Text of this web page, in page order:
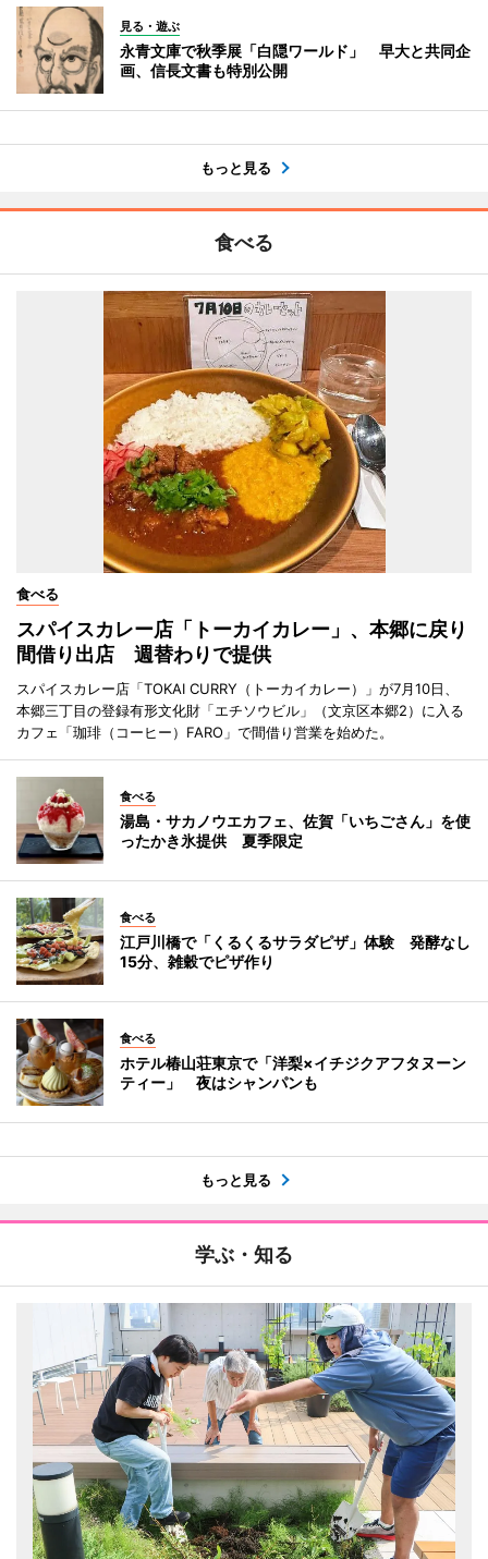
見る・遊ぶ
永青文庫で秋季展「白隠ワールド」 早大と共同企
画、信長文書も特別公開
もっと見る
食べる
食べる
スパイスカレー店「トーカイカレー」、本郷に戻り
間借り出店 週替わりで提供
スパイスカレー店「TOKAI CURRY（トーカイカレー）」が7月10日、
本郷三丁目の登録有形文化財「エチソウビル」（文京区本郷2）に入る
カフェ「珈琲（コーヒー）FARO」で間借り営業を始めた。
食べる
湯島・サカノウエカフェ、佐賀「いちごさん」を使
ったかき氷提供 夏季限定
食べる
江戸川橋で「くるくるサラダピザ」体験 発酵なし
15分、雑穀でピザ作り
食べる
ホテル椿山荘東京で「洋梨×イチジクアフタヌーン
ティー」 夜はシャンパンも
もっと見る
学ぶ・知る